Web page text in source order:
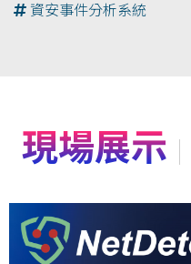
資安事件分析系統
現場展示